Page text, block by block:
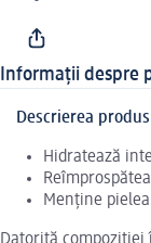
Informații despre
Descrierea
Hidratează
Menţine
Datorită